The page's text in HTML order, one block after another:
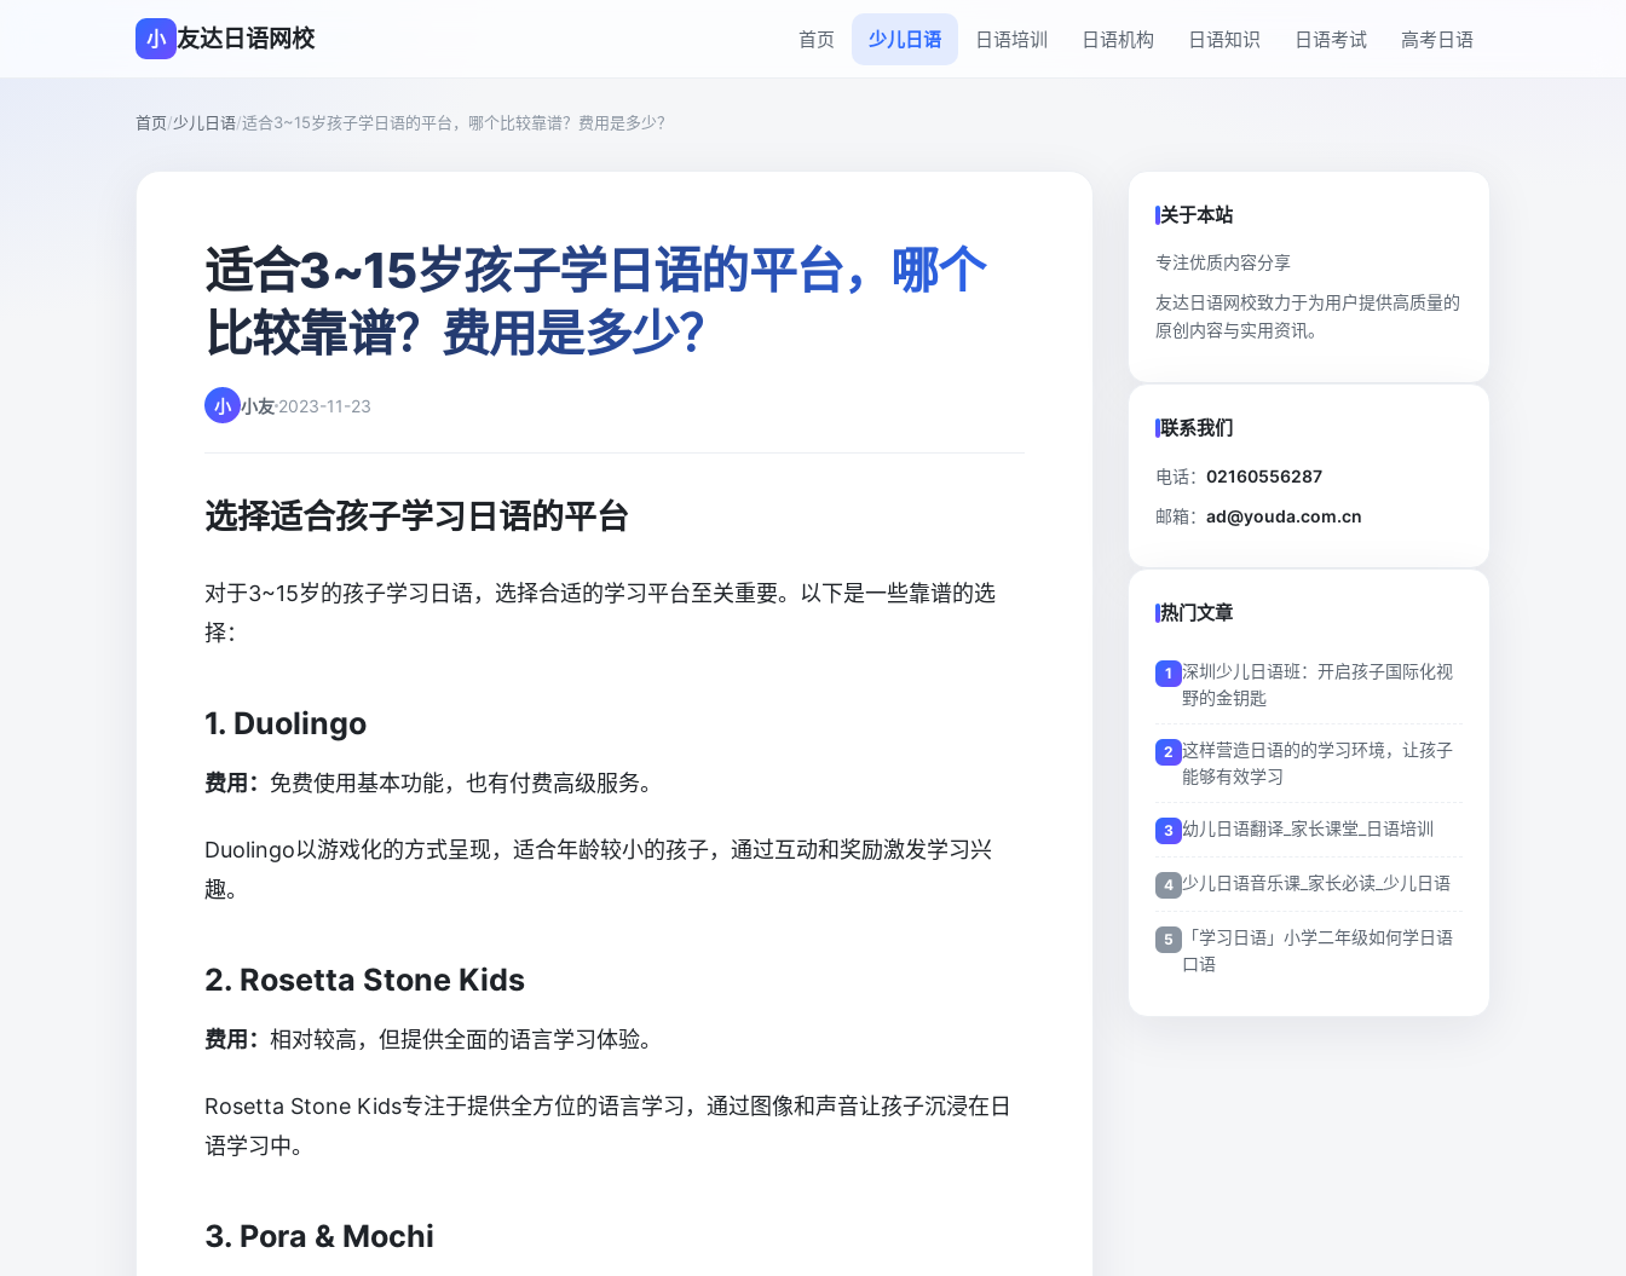
小 友达日语网校 首页 少儿日语 日语培训 日语机构 日语知识 日语考试 高考日语
首页/少儿日语/适合3~15岁孩子学日语的平台，哪个比较靠谱？费用是多少？
适合3~15岁孩子学日语的平台，哪个
比较靠谱？费用是多少？
小 小友 2023-11-23
选择适合孩子学习日语的平台
对于3~15岁的孩子学习日语，选择合适的学习平台至关重要。以下是一些靠谱的选
择：
1. Duolingo
费用： 免费使用基本功能，也有付费高级服务。
Duolingo以游戏化的方式呈现，适合年龄较小的孩子，通过互动和奖励激发学习兴
趣。
2. Rosetta Stone Kids
费用： 相对较高，但提供全面的语言学习体验。
Rosetta Stone Kids专注于提供全方位的语言学习，通过图像和声音让孩子沉浸在日
语学习中。
3. Pora & Mochi
关于本站
专注优质内容分享
友达日语网校致力于为用户提供高质量的
原创内容与实用资讯。
联系我们
电话： 02160556287
邮箱： ad@youda.com.cn
热门文章
深圳少儿日语班：开启孩子国际化视
野的金钥匙
这样营造日语的的学习环境，让孩子
能够有效学习
幼儿日语翻译_家长课堂_日语培训
少儿日语音乐课_家长必读_少儿日语
「学习日语」小学二年级如何学日语
口语